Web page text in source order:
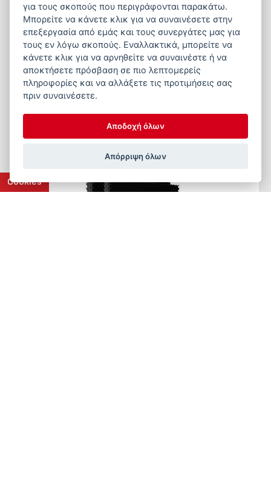
Cookies
συμβάλλοντας στηβελτίωση της ευζωίας, της
πρόσληψης τροφής και της παραγωγικότητας
πτηνών. Μεανθεκτική κατασκευή,ενεργειακή
αποδοτικότητα καιεύκολη λειτουργία, αποτελούν
την ιδανική λύση για κάθε μονάδα εκτροφής.
για τους σκοπούς που περιγράφονται παρακάτω.
Μπορείτε να κάνετε κλικ για να συναινέσετε στην
επεξεργασία από εμάς και τους συνεργάτες μας για
τους εν λόγω σκοπούς. Εναλλακτικά, μπορείτε να
κάνετε κλικ για να αρνηθείτε να συναινέστε ή να
αποκτήσετε πρόσβαση σε πιο λεπτομερείς
πληροφορίες και να αλλάξετε τις προτιμήσεις σας
πριν συναινέσετε.
Αποδοχή όλων
Απόρριψη όλων